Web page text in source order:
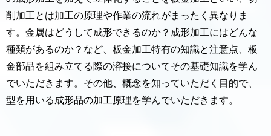
削加工とは加工の原理や作業の流れがまったく異なりま
す。金属はどうして成形できるのか？成形加工にはどんな
種類があるのか？など、板金加工特有の知識と注意点、板
金部品を組み立てる際の溶接についてその基礎知識を学ん
でいただきます。その他、概念を知っていただく目的で、
型を用いる成形品の加工原理を学んでいただきます。